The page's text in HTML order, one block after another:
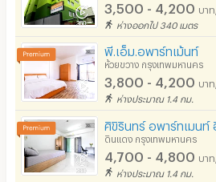
3,500 - 4,200 บา
ห่างออกไป 340 เมตร
พี.เอ็ม.อพาร์ทเม้นท์
ห้วยขวาง กรุงเทพมหานคร
3,800 - 4,200 บา
ห่างประมาณ 1.4 กม.
ศิขิรินทร์ อพาร์ทเมนท์
ดินแดง กรุงเทพมหานคร
4,700 - 4,800 บา
ห่างประมาณ 1.4 กม.